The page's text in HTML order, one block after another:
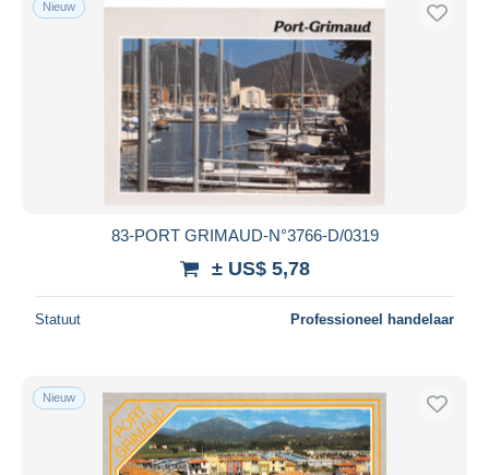
Gratis levering
Betaalmiddelen
PayPal
Bankoverschrijving
Visa
Mastercard
iDeal
Nieuw
83-PORT GRIMAUD-N°3766-D/0319
± US$ 5,78
Statuut Professioneel handelaar
Nieuw